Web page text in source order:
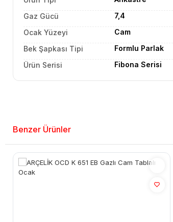
Gaz Gücü
7,4
Ocak Yüzeyi
Cam
Bek Şapkası Tipi
Formlu Parlak
Ürün Serisi
Fibona Serisi
Benzer Ürünler